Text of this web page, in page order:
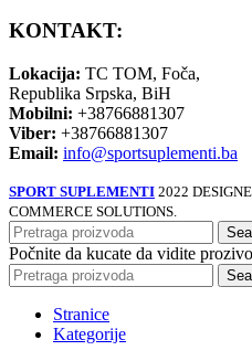
KONTAKT:
Lokacija: TC TOM, Foča,
Republika Srpska, BiH
Mobilni: +38766881307
Viber: +38766881307
Email: info@sportsuplementi.ba
SPORT SUPLEMENTI 2022
COMMERCE SOLUTIONS.
Počnite da kucate da vidite
Stranice
Kategorije